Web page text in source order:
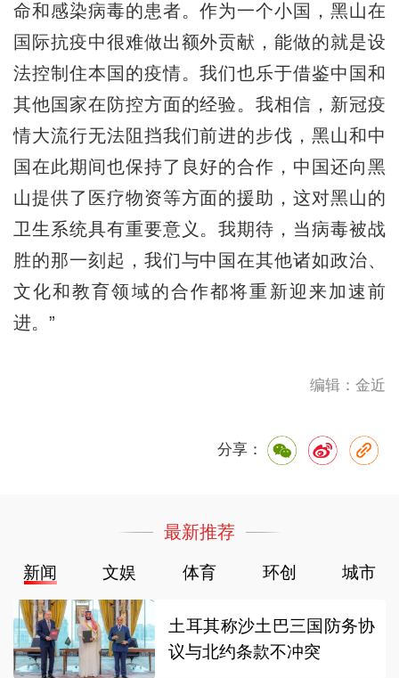
命和感染病毒的患者。作为一个小国，黑山在
国际抗疫中很难做出额外贡献，能做的就是设
法控制住本国的疫情。我们也乐于借鉴中国和
其他国家在防控方面的经验。我相信，新冠疫
情大流行无法阻挡我们前进的步伐，黑山和中
国在此期间也保持了良好的合作，中国还向黑
山提供了医疗物资等方面的援助，这对黑山的
卫生系统具有重要意义。我期待，当病毒被战
胜的那一刻起，我们与中国在其他诸如政治、
文化和教育领域的合作都将重新迎来加速前
进。”
编辑：金近
分享：
最新推荐
新闻 文娱 体育 环创 城市
土耳其称沙土巴三国防务协
议与北约条款不冲突